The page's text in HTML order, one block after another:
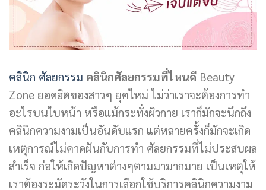
คลินิก ศัลยกรรม คลินิกศัลยกรรมที่ไหนดี Beauty
Zone ยอดฮิตของสาวๆ ยุคใหม่ ไม่ว่าเราจะต้องการทำ
อะไรบนใบหน้า หรือแม้กระทั่งผิวกาย เราก็มักจะนึกถึง
คลินิกความงามเป็นอันดับแรก แต่หลายครั้งก็มักจะเกิด
เหตุการณ์ไม่คาดฝันกับการทำ ศัลยกรรมที่ไม่ประสบผล
สำเร็จ ก่อให้เกิดปัญหาต่างๆตามมามากมาย เป็นเหตุให้
เราต้องระมัดระวังในการเลือกใช้บริการคลินิกความงาม